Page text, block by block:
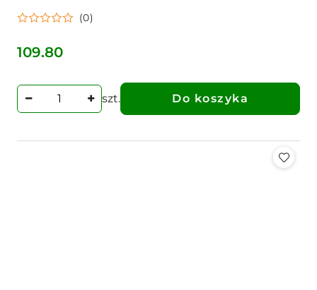
(0)
Cena:
109.80
szt. Do koszyka